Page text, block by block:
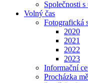
Společnosti s
Volný čas
Fotografická
2020
2021
2022
2023
Informační
Procházka